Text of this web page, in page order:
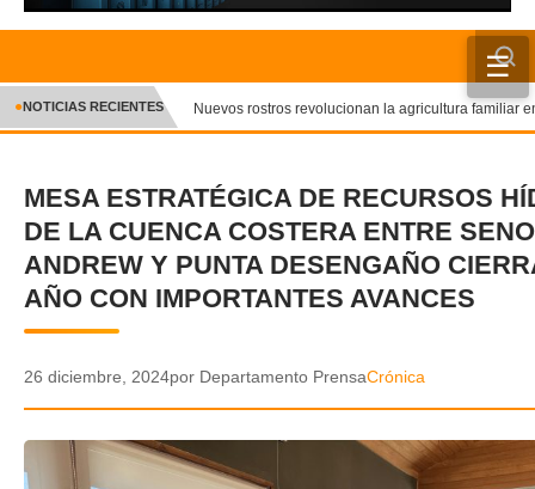
☰
INICIO
CRÓNICA
DEPORTES
ENTRETENIMIENTO Y CULTURA
POLICIAL
VIDEOS
✕
●NOTICIAS RECIENTES Nuevos rostros revolucionan la agricultura familiar
MESA ESTRATÉGICA DE RECURSOS
DE LA CUENCA COSTERA ENTRE SENO
ANDREW Y PUNTA DESENGAÑO
AÑO CON IMPORTANTES AVANCES
26 diciembre, 2024por Departamento PrensaCrónica